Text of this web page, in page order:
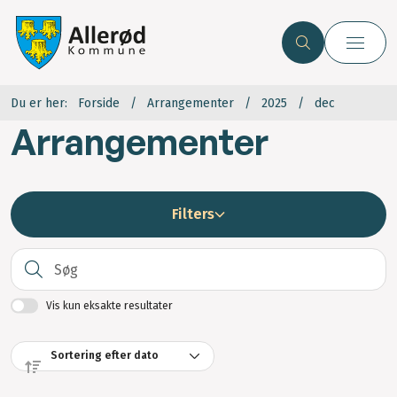
Du er her: Forside Arrangementer 2025 dec
Arrangementer
Filters
Vis kun eksakte resultater